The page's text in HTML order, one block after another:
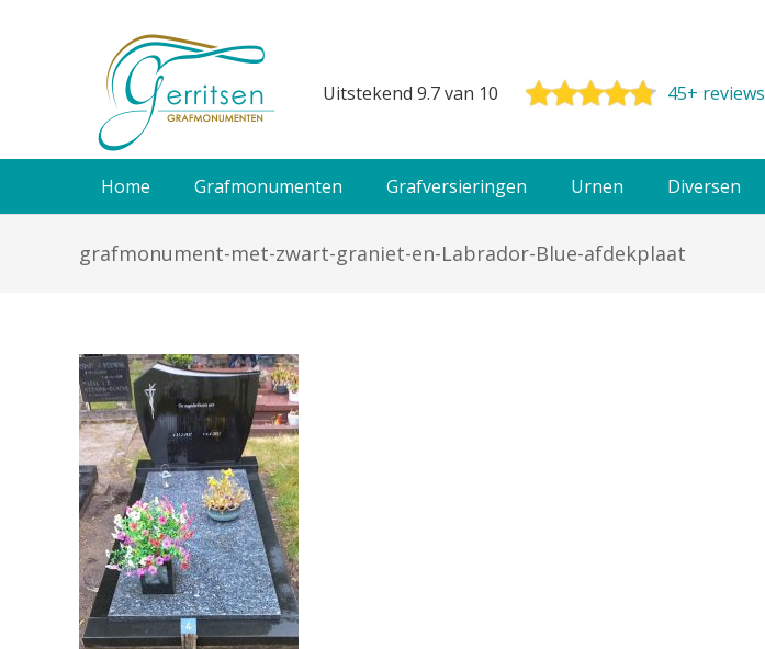
Uitstekend 9.7 van 10 45+ reviews
Home Grafmonumenten Grafversieringen Urnen Diversen
grafmonument-met-zwart-graniet-en-Labrador-Blue-afdekplaat